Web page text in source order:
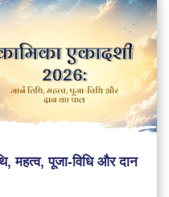
महत्व, पूजा-विधि और दान